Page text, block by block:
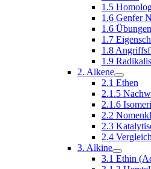
1.5
1.6 Genfer
1.6
1.7
1.8
1.9
2. Alkene
2.1 Ethen
2.1.5
2.1.6
2.2
2.3
2.4
3. Alkine
3.1 Ethin